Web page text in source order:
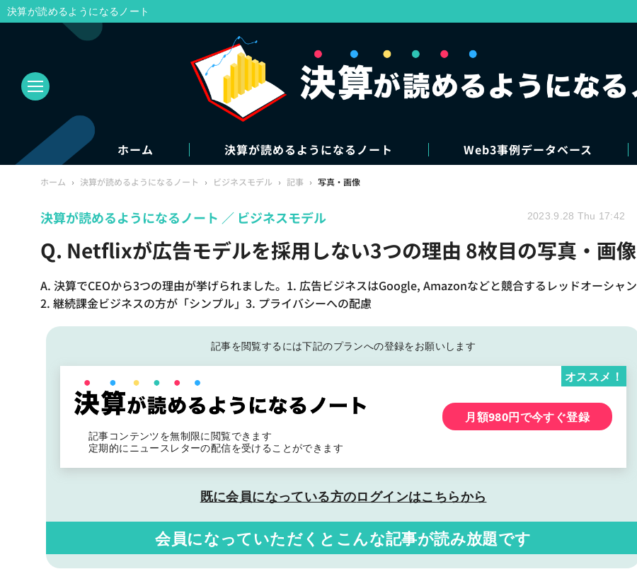
ホーム 決算が読めるようになるノート Web3事例データベース
ホーム › 決算が読めるようになるノート › ビジネスモデル › 記事 › 写真・画像
Q. Netflixが広告モデルを採用しない3つの理由 8枚目の写真・画像
A. 決算でCEOから3つの理由が挙げられました。1. 広告ビジネスはGoogle, Amazonなどと競合するレッドオーシャン
2. 継続課金ビジネスの方が「シンプル」3. プライバシーへの配慮
決算が読めるようになるノート ビジネスモデル 2023.9.28 Thu 17:42
記事を閲覧するには下記のプランへの登録をお願いします
記事コンテンツを無制限に閲覧できます
定期的にニュースレターの配信を受けることができます
オススメ！
月額980円で今すぐ登録
既に会員になっている方のログインはこちらから
会員になっていただくと こんな記事が読み放題です
決算が読めるようになるノート